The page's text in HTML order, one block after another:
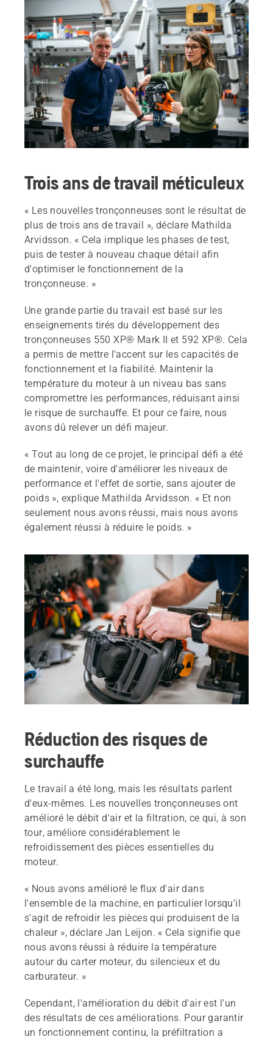
Trois ans de travail méticuleux
« Les nouvelles tronçonneuses sont le résultat de
plus de trois ans de travail », déclare Mathilda
Arvidsson. « Cela implique les phases de test,
puis de tester à nouveau chaque détail afin
d'optimiser le fonctionnement de la
tronçonneuse. »
Une grande partie du travail est basé sur les
enseignements tirés du développement des
tronçonneuses 550 XP® Mark II et 592 XP®. Cela
a permis de mettre l'accent sur les capacités de
fonctionnement et la fiabilité. Maintenir la
température du moteur à un niveau bas sans
compromettre les performances, réduisant ainsi
le risque de surchauffe. Et pour ce faire, nous
avons dû relever un défi majeur.
« Tout au long de ce projet, le principal défi a été
de maintenir, voire d'améliorer les niveaux de
performance et l'effet de sortie, sans ajouter de
poids », explique Mathilda Arvidsson. « Et non
seulement nous avons réussi, mais nous avons
également réussi à réduire le poids. »
Réduction des risques de
surchauffe
Le travail a été long, mais les résultats parlent
d'eux-mêmes. Les nouvelles tronçonneuses ont
amélioré le débit d'air et la filtration, ce qui, à son
tour, améliore considérablement le
refroidissement des pièces essentielles du
moteur.
« Nous avons amélioré le flux d'air dans
l'ensemble de la machine, en particulier lorsqu'il
s'agit de refroidir les pièces qui produisent de la
chaleur », déclare Jan Leijon. « Cela signifie que
nous avons réussi à réduire la température
autour du carter moteur, du silencieux et du
carburateur. »
Cependant, l'amélioration du débit d'air est l'un
des résultats de ces améliorations. Pour garantir
un fonctionnement continu, la préfiltration a